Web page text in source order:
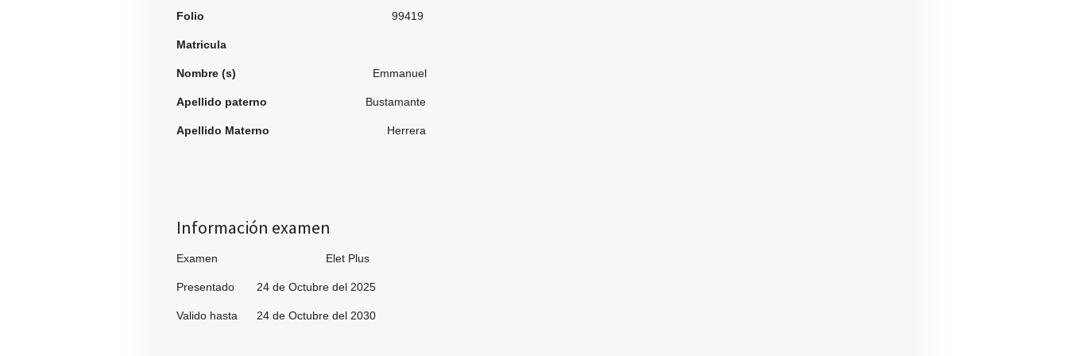
Folio 99419
Matricula
Nombre (s) Emmanuel
Apellido paterno Bustamante
Apellido Materno Herrera
Información examen
Examen Elet Plus
Presentado 24 de Octubre del 2025
Valido hasta 24 de Octubre del 2030